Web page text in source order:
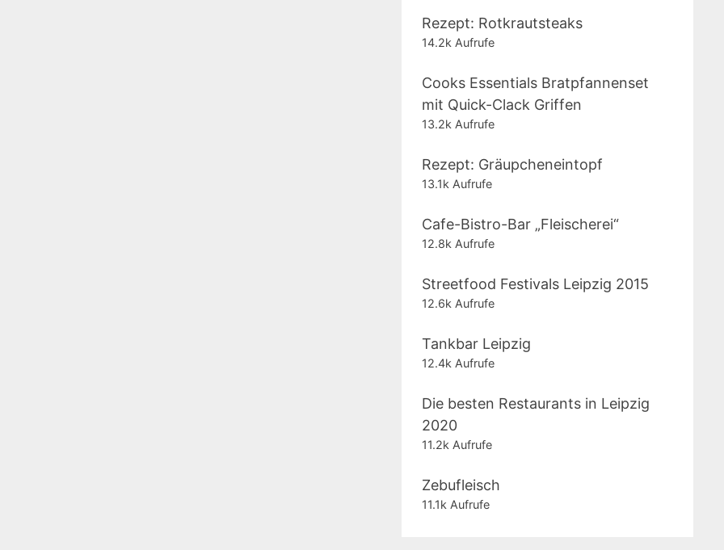
Rezept: Rotkrautsteaks
14.2k Aufrufe
Cooks Essentials Bratpfannenset
mit Quick-Clack Griffen
13.2k Aufrufe
Rezept: Gräupcheneintopf
13.1k Aufrufe
Cafe-Bistro-Bar „Fleischerei“
12.8k Aufrufe
Streetfood Festivals Leipzig 2015
12.6k Aufrufe
Tankbar Leipzig
12.4k Aufrufe
Die besten Restaurants in Leipzig
2020
11.2k Aufrufe
Zebufleisch
11.1k Aufrufe